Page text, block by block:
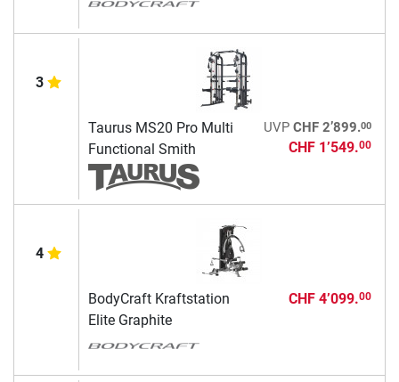
3
Taurus MS20 Pro Multi
Functional Smith
UVP CHF 2’899.00
CHF 1’549.00
4
BodyCraft Kraftstation
Elite Graphite
CHF 4’099.00